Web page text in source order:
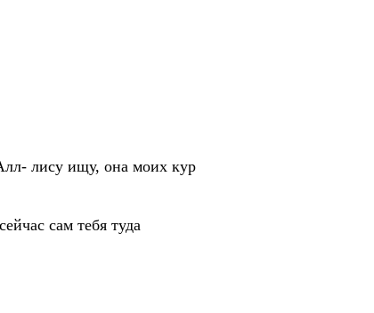
лису ищу, она моих кур
сам тебя туда